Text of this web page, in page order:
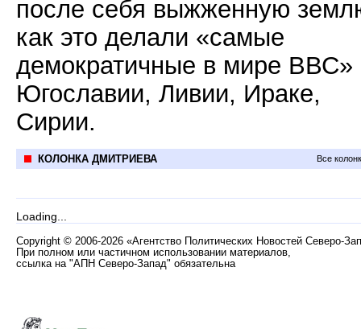
после себя выжженную
как это делали «самые
демократичные в мире ВВС»
Югославии, Ливии, Ираке,
Сирии.
КОЛОНКА ДМИТРИЕВА Все
Loading...
Copyright © 2006-2026 «Агентство Политических Новостей Северо-
При полном или частичном использовании материалов,
ссылка на "АПН Северо-Запад" обязательна